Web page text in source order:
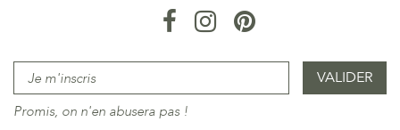
Promis, on n'en abusera pas !